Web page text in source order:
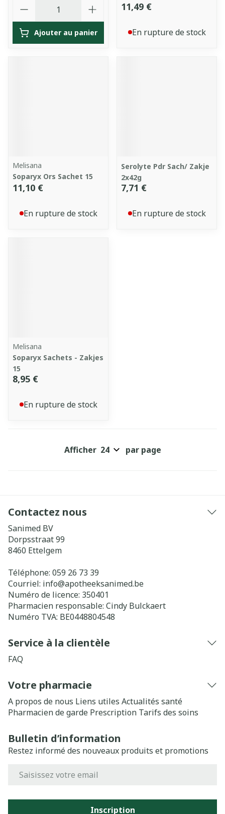
Ajouter au panier
11,49 €
En rupture de stock
Melisana
Soparyx Ors Sachet 15
11,10 €
En rupture de stock
Serolyte Pdr Sach/ Zakje
2x42g
7,71 €
En rupture de stock
Melisana
Soparyx Sachets - Zakjes
15
8,95 €
En rupture de stock
Afficher par page
Contactez nous
Sanimed BV
Dorpsstraat 99
8460 Ettelgem
Téléphone: 059 26 73 39
Courriel: info@apotheeksanimed.be
Numéro de licence: 350401
Pharmacien responsable: Cindy Bulckaert
Numéro TVA: BE0448804548
Service à la clientèle
FAQ
Votre pharmacie
A propos de nous Liens utiles Actualités santé
Pharmacien de garde Prescription Tarifs des soins
Bulletin d’information
Restez informé des nouveaux produits et promotions
Inscription